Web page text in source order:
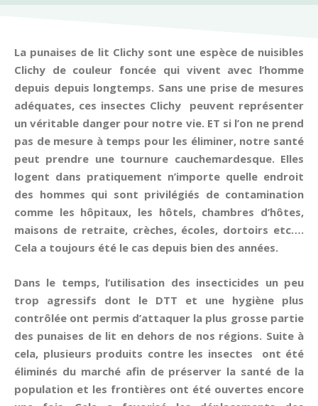
La punaises de lit Clichy sont une espèce de nuisibles
Clichy de couleur foncée qui vivent avec l’homme
depuis depuis longtemps. Sans une prise de mesures
adéquates, ces insectes Clichy peuvent représenter
un véritable danger pour notre vie. ET si l’on ne prend
pas de mesure à temps pour les éliminer, notre santé
peut prendre une tournure cauchemardesque. Elles
logent dans pratiquement n’importe quelle endroit
des hommes qui sont privilégiés de contamination
comme les hôpitaux, les hôtels, chambres d’hôtes,
maisons de retraite, crèches, écoles, dortoirs etc….
Cela a toujours été le cas depuis bien des années.
Dans le temps, l’utilisation des insecticides un peu
trop agressifs dont le DTT et une hygiène plus
contrôlée ont permis d’attaquer la plus grosse partie
des punaises de lit en dehors de nos régions. Suite à
cela, plusieurs produits contre les insectes ont été
éliminés du marché afin de préserver la santé de la
population et les frontières ont été ouvertes encore